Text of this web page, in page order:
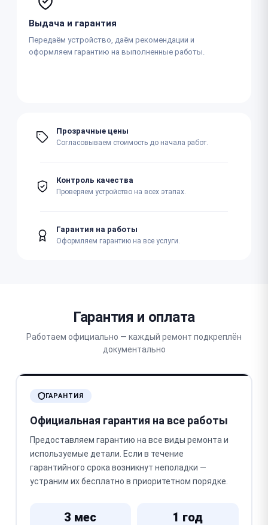
Выдача и гарантия
Передаём устройство, даём рекомендации и
оформляем гарантию на выполненные работы.
Прозрачные цены
Согласовываем стоимость до начала работ.
Контроль качества
Проверяем устройство на всех этапах.
Гарантия на работы
Оформляем гарантию на все услуги.
Гарантия и оплата
Работаем официально — каждый ремонт подкреплён
документально
ГАРАНТИЯ
Официальная гарантия на все работы
Предоставляем гарантию на все виды ремонта и
используемые детали. Если в течение
гарантийного срока возникнут неполадки —
устраним их бесплатно в приоритетном порядке.
3 мес 1 год